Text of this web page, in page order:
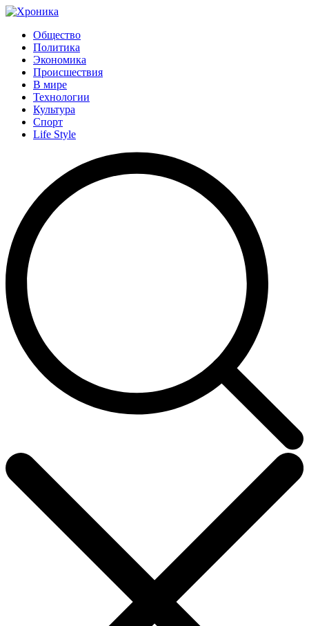
Общество
Политика
Экономика
Происшествия
В мире
Технологии
Культура
Спорт
Life Style